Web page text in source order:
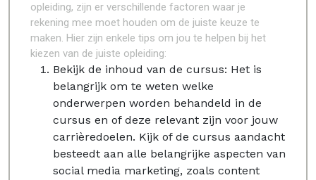
opleiding, zijn er verschillende factoren waar je
rekening mee moet houden om de juiste keuze te
maken. Hier zijn enkele tips om jou te helpen bij het
kiezen van de juiste opleiding:
Bekijk de inhoud van de cursus: Het is
belangrijk om te weten welke
onderwerpen worden behandeld in de
cursus en of deze relevant zijn voor jouw
carrièredoelen. Kijk of de cursus aandacht
besteedt aan alle belangrijke aspecten van
social media marketing, zoals content